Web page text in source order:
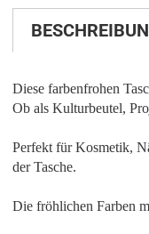
Diese farbenfrohen
Ob als Kulturbeutel,
Perfekt für Kosmetik,
der Tasche.
Die fröhlichen Farben